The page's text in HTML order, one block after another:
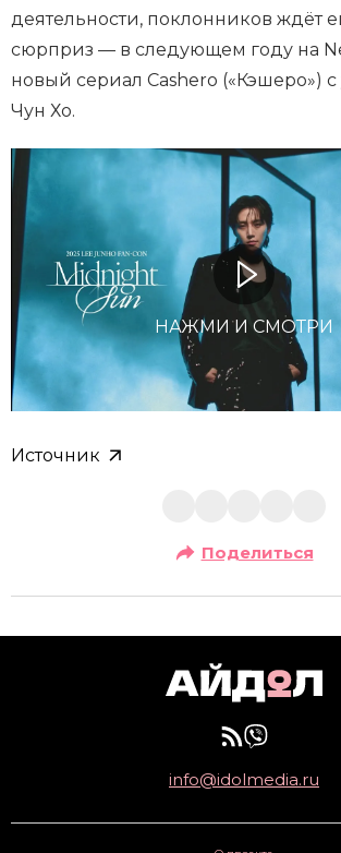
деятельности, поклонников ждёт
сюрприз — в следующем году на
новый сериал Cashero («Кэшеро»)
Чун Хо.
НАЖМИ И СМОТРИ
Источник
Поделиться
info@idolmedia.ru